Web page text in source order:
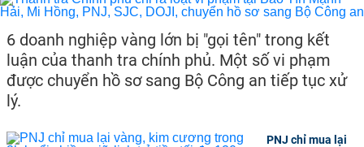
6 doanh nghiệp vàng lớn bị "gọi tên" trong kết
luận của thanh tra chính phủ. Một số vi phạm
được chuyển hồ sơ sang Bộ Công an tiếp tục xử
lý.
PNJ chỉ mua lại